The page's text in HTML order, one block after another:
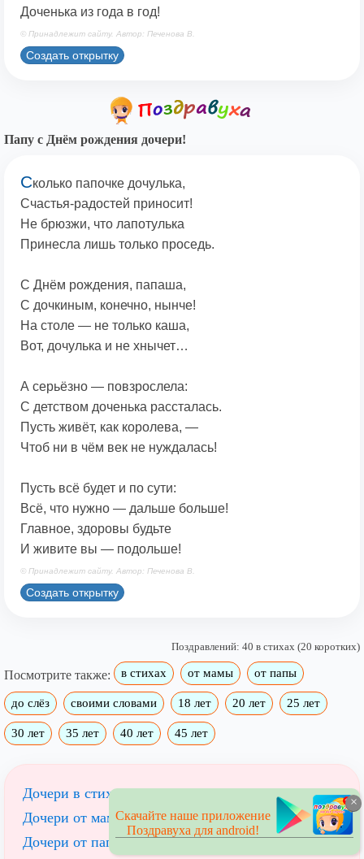
Доченька из года в год!
© Принадлежит сайту. Автор: Печенова В.
Создать открытку
Папу с Днём рождения дочери!
Сколько папочке дочулька,
Счастья-радостей приносит!
Не брюзжи, что лапотулька
Принесла лишь только проседь.
С Днём рождения, папаша,
С дочкиным, конечно, нынче!
На столе — не только каша,
Вот, дочулька и не хнычет…
А серьёзно — повзрослела:
С детством доченька рассталась.
Пусть живёт, как королева, —
Чтоб ни в чём век не нуждалась!
Пусть всё будет и по сути:
Всё, что нужно — дальше больше!
Главное, здоровы будьте
И живите вы — подольше!
© Принадлежит сайту. Автор: Печенова В.
Создать открытку
Поздравлений: 40 в стихах (20 коротких)
Посмотрите также: в стихах от мамы от папы
до слёз своими словами 18 лет 20 лет 25 лет
30 лет 35 лет 40 лет 45 лет
Дочери в стихах
Дочери от мамы
Дочери от папы
×
Скачайте наше приложение
Поздравуха для android!